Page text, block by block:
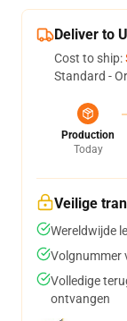
Deliver to
Cost to ship:
Standard -
Production
Today
Veilige
Wereldwijde
Volgnummer
Volledige
ontvangen